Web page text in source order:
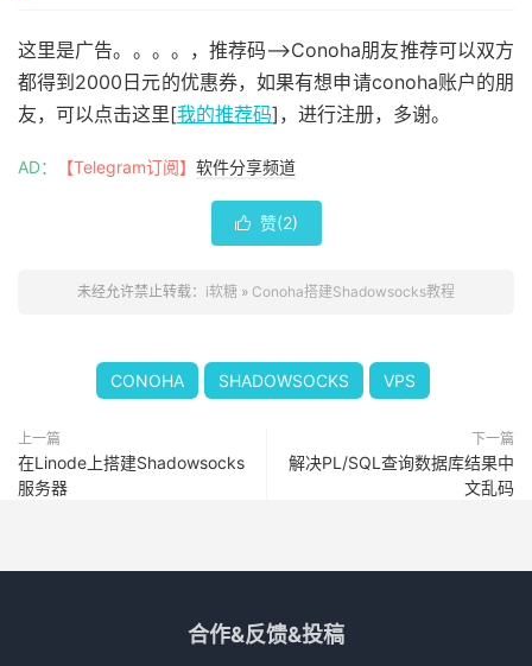
这里是广告。。。。，推荐码–>Conoha朋友推荐可以双方
都得到2000日元的优惠券，如果有想申请conoha账户的朋
友，可以点击这里[我的推荐码]，进行注册，多谢。
AD： 【Telegram订阅】 软件分享频道
 赞(2)
未经允许禁止转载： i软糖 » Conoha搭建Shadowsocks教程
CONOHA SHADOWSOCKS VPS
上一篇
在Linode上搭建Shadowsocks
服务器
下一篇
解决PL/SQL查询数据库结果中
文乱码
合作&反馈&投稿